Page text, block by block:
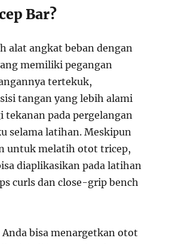
Bar?
alat angkat beban dengan
memiliki pegangan
tertekuk,
tangan yang lebih alami
tekanan pada pergelangan
selama latihan. Meskipun
untuk melatih otot tricep,
diaplikasikan pada latihan
curls dan close-grip bench
bisa menargetkan otot